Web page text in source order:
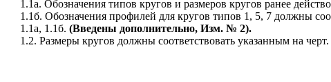
1 .1а. Обозначения типов кругов и размеров кругов ранее
1.1б. Обозначения профилей для кругов типов 1, 5, 7 должны
1 .1a, 1.1б. (Введены дополнительно, Изм. № 2).
1.2. Размеры кругов должны соответствовать указанным на черт.